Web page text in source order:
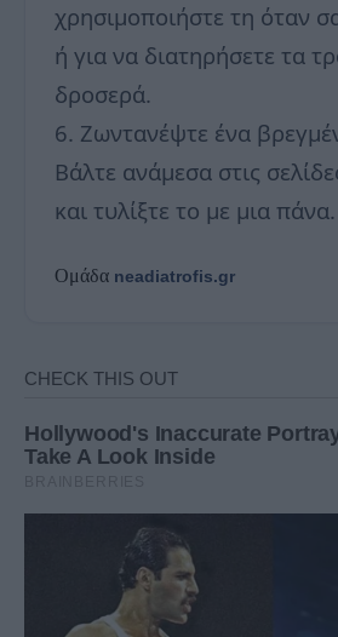
χρησιμοποιήστε τη όταν
ή για να διατηρήσετε τα
δροσερά.
6. Ζωντανέψτε ένα
Βάλτε ανάμεσα στις
και τυλίξτε το με μια πάνα.
Ομάδα neadiatrofis.gr